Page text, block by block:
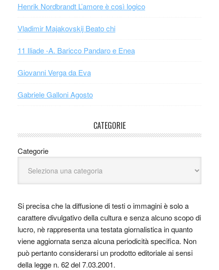
Henrik Nordbrandt L’amore è così logico
Vladimir Majakovskij Beato chi
11 Iliade -A. Baricco Pandaro e Enea
Giovanni Verga da Eva
Gabriele Galloni Agosto
CATEGORIE
Categorie
Si precisa che la diffusione di testi o immagini è solo a
carattere divulgativo della cultura e senza alcuno scopo di
lucro, nè rappresenta una testata giornalistica in quanto
viene aggiornata senza alcuna periodicità specifica. Non
può pertanto considerarsi un prodotto editoriale ai sensi
della legge n. 62 del 7.03.2001.